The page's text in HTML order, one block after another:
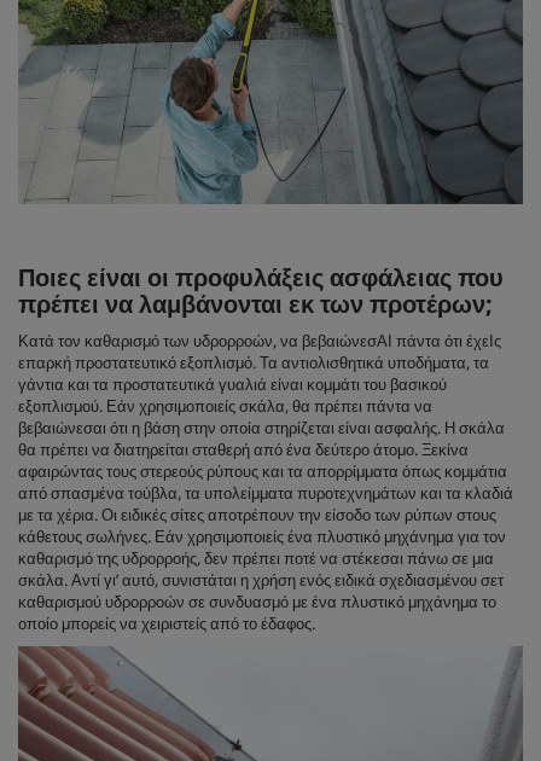
Ποιες είναι οι προφυλάξεις ασφάλειας που
πρέπει να λαμβάνονται εκ των προτέρων;
Κατά τον καθαρισμό των υδρορροών, να βεβαιώνεσΑΙ πάντα ότι έχεΙς
επαρκή προστατευτικό εξοπλισμό. Τα αντιολισθητικά υποδήματα, τα
γάντια και τα προστατευτικά γυαλιά είναι κομμάτι του βασικού
εξοπλισμού. Εάν χρησιμοποιείς σκάλα, θα πρέπει πάντα να
βεβαιώνεσαι ότι η βάση στην οποία στηρίζεται είναι ασφαλής. Η σκάλα
θα πρέπει να διατηρείται σταθερή από ένα δεύτερο άτομο. Ξεκίνα
αφαιρώντας τους στερεούς ρύπους και τα απορρίμματα όπως κομμάτια
από σπασμένα τούβλα, τα υπολείμματα πυροτεχνημάτων και τα κλαδιά
με τα χέρια. Οι ειδικές σίτες αποτρέπουν την είσοδο των ρύπων στους
κάθετους σωλήνες. Εάν χρησιμοποιείς ένα πλυστικό μηχάνημα για τον
καθαρισμό της υδρορροής, δεν πρέπει ποτέ να στέκεσαι πάνω σε μια
σκάλα. Αντί γι’ αυτό, συνιστάται η χρήση ενός ειδικά σχεδιασμένου σετ
καθαρισμού υδρορροών σε συνδυασμό με ένα πλυστικό μηχάνημα το
οποίο μπορείς να χειριστείς από το έδαφος.